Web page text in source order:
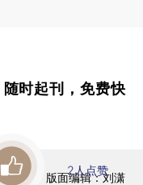
随时起刊，免费快
版面编辑：刘潇
2人点赞